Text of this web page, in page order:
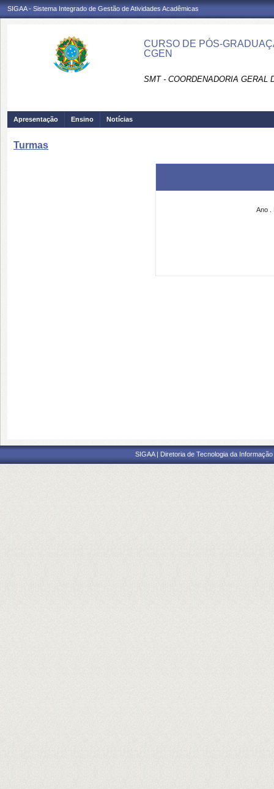
SIGAA - Sistema Integrado de Gestão de Atividades Acadêmicas
CURSO DE PÓS-
CGEN
SMT - COORDENADORIA GERAL
Apresentação Ensino Notícias
Turmas
Ano
SIGAA | Diretoria de Tecnologia da